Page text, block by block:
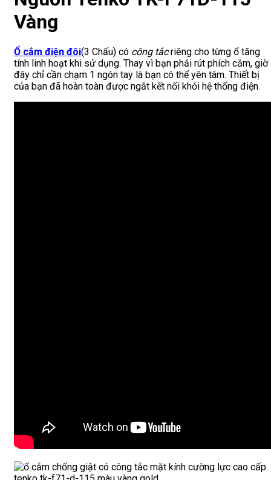
Vàng
Ổ cắm điện đôi(3 Chấu) có công tắcriêng cho từng ổ tăng
tính linh hoạt khi sử dụng. Thay vì bạn phải rút phích cắm, giờ
đây chỉ cần chạm 1 ngón tay là bạn có thể yên tâm. Thiết bị
của bạn đã hoàn toàn được ngắt kết nối khỏi hệ thống điện.